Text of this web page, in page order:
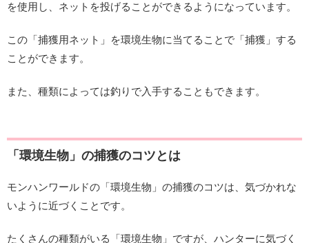
を使用し、ネットを投げることができるようになっています。
この「捕獲用ネット」を環境生物に当てることで「捕獲」する
ことができます。
また、種類によっては釣りで入手することもできます。
「環境生物」の捕獲のコツとは
モンハンワールドの「環境生物」の捕獲のコツは、気づかれな
いように近づくことです。
たくさんの種類がいる「環境生物」ですが、ハンターに気づく